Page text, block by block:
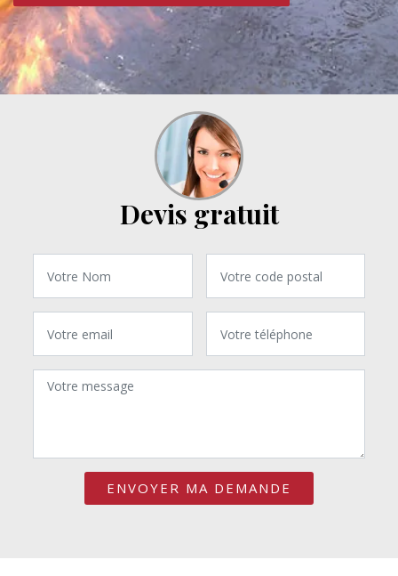
Devis gratuit